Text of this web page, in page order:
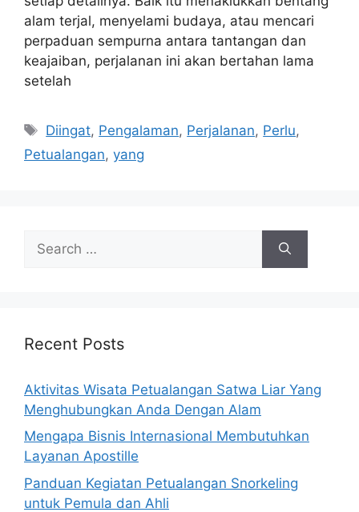
alam terjal, menyelami budaya, atau mencari
perpaduan sempurna antara tantangan dan
keajaiban, perjalanan ini akan bertahan lama
setelah
Tags
Diingat, Pengalaman, Perjalanan, Perlu,
Petualangan, yang
for:
Recent Posts
Aktivitas Wisata Petualangan Satwa Liar Yang
Menghubungkan Anda Dengan Alam
Mengapa Bisnis Internasional Membutuhkan
Layanan Apostille
Panduan Kegiatan Petualangan Snorkeling
untuk Pemula dan Ahli